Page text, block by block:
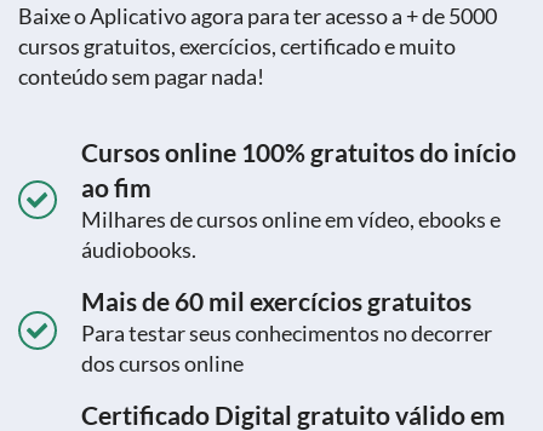
Baixe o Aplicativo agora para ter acesso a + de 5000
cursos gratuitos, exercícios, certificado e muito
conteúdo sem pagar nada!
Cursos online 100% gratuitos do início
ao fim
Milhares de cursos online em vídeo, ebooks e
áudiobooks.
Mais de 60 mil exercícios gratuitos
Para testar seus conhecimentos no decorrer
dos cursos online
Certificado Digital gratuito válido em